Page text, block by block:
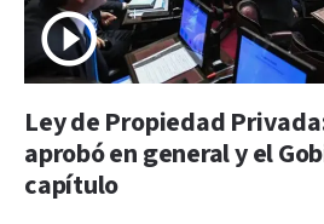
Ley de Propiedad
aprobó en general y el
capítulo